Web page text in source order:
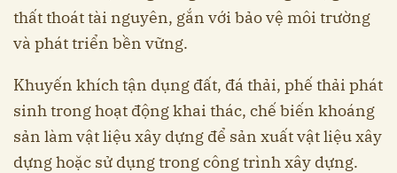
thất thoát tài nguyên, gắn với bảo vệ môi trường
và phát triển bền vững.
Khuyến khích tận dụng đất, đá thải, phế thải phát
sinh trong hoạt động khai thác, chế biến khoáng
sản làm vật liệu xây dựng để sản xuất vật liệu xây
dựng hoặc sử dụng trong công trình xây dựng.